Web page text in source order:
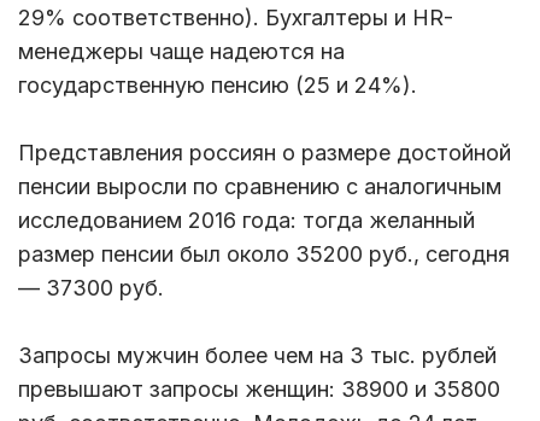
29% соответственно). Бухгалтеры и HR-
менеджеры чаще надеются на
государственную пенсию (25 и 24%).
Представления россиян о размере достойной
пенсии выросли по сравнению с аналогичным
исследованием 2016 года: тогда желанный
размер пенсии был около 35200 руб., сегодня
— 37300 руб.
Запросы мужчин более чем на 3 тыс. рублей
превышают запросы женщин: 38900 и 35800